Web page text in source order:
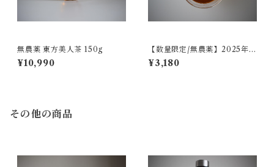
無農薬 東方美人茶 150g
¥10,990
【数量限定/無農薬】2025年
（春夏）貴妃烏龍茶 50g
¥3,180
その他の商品